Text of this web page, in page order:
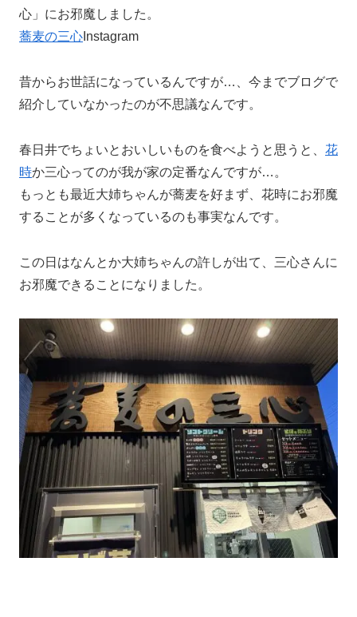
心」にお邪魔しました。
蕎麦の三心 Instagram
昔からお世話になっているんですが…、今までブログで
紹介していなかったのが不思議なんです。
春日井でちょいとおいしいものを食べようと思うと、 花
時か三心ってのが我が家の定番なんですが…。
もっとも最近大姉ちゃんが蕎麦を好まず、花時にお邪魔
することが多くなっているのも事実なんです。
この日はなんとか大姉ちゃんの許しが出て、三心さんに
お邪魔できることになりました。